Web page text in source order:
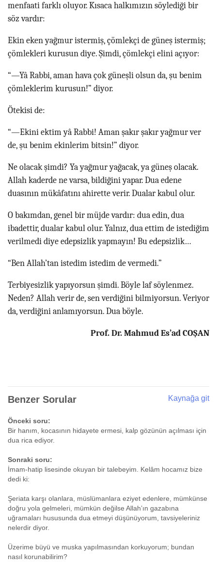
menfaati farklı oluyor. Kısaca halkımızın söylediği bir
söz vardır:
Ekin eken yağmur istermiş, çömlekçi de güneş istermiş;
çömlekleri kurusun diye. Şimdi, çömlekçi elini açıyor:
“—Yâ Rabbi, aman hava çok güneşli olsun da, şu benim
çömleklerim kurusun!” diyor.
Ötekisi de:
“—Ekini ektim yâ Rabbi! Aman şakır şakır yağmur ver
de, şu benim ekinlerim bitsin!” diyor.
Ne olacak şimdi? Ya yağmur yağacak, ya güneş olacak.
Allah kaderde ne varsa, bildiğini yapar. Dua edene
duasının mükâfatını ahirette verir. Dualar kabul olur.
O bakımdan, genel bir müjde vardır: dua edin, dua
ibadettir, dualar kabul olur. Yalnız, dua ettim de istediğim
verilmedi diye edepsizlik yapmayın! Bu edepsizlik…
“Ben Allah’tan istedim istedim de vermedi.”
Terbiyesizlik yapıyorsun şimdi. Böyle laf söylenmez.
Neden? Allah verir de, sen verdiğini bilmiyorsun. Veriyor
da, verdiğini anlamıyorsun. Dua böyle.
Prof. Dr. Mahmud Es’ad COŞAN
Benzer Sorular Kaynağa git
Önceki soru:
Bir hanım, kocasının hidayete ermesi, kalp gözünün açılması için
dua rica ediyor.
Sonraki soru:
İmam-hatip lisesinde okuyan bir talebeyim. Kelâm hocamız bize
dedi ki:
Şeriata karşı olanlara, müslümanlara eziyet edenlere, mümkünse
doğru yola gelmeleri, mümkün değilse Allah’ın gazabına
uğramaları hususunda dua etmeyi düşünüyorum, tavsiyeleriniz
nelerdir diyor.
Üzerime büyü ve muska yapılmasından korkuyorum; bundan
nasıl korunabilirim?